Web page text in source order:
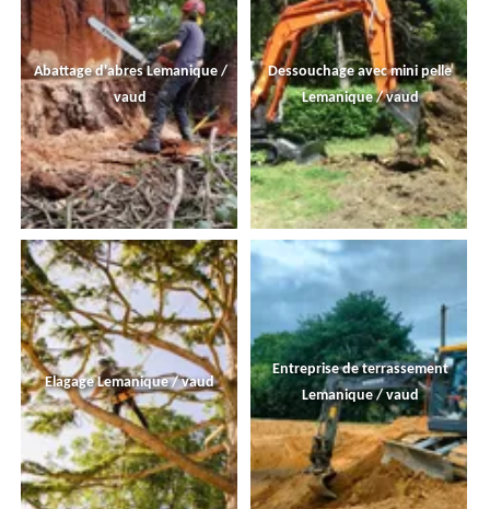
Abattage d'abres Lemanique /
vaud
Dessouchage avec mini pelle
Lemanique / vaud
Elagage Lemanique / vaud
Entreprise de terrassement
Lemanique / vaud